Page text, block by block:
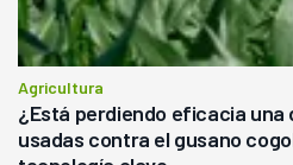
Agricultura
¿Está perdiendo eficacia una
usadas contra el gusano